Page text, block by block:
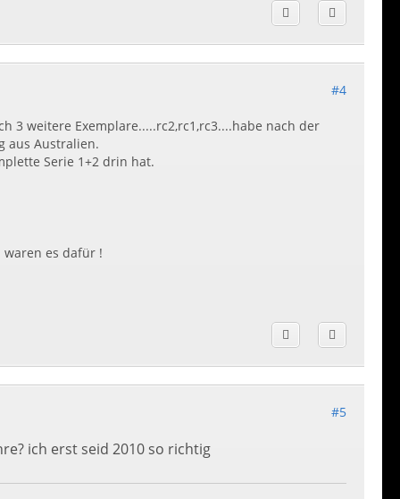
#4
3 weitere Exemplare.....rc2,rc1,rc3....habe nach der
aus Australien.
Serie 1+2 drin hat.
waren es dafür !
#5
ich erst seid 2010 so richtig